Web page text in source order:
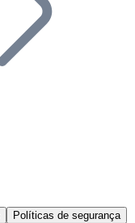
e comercialize
Políticas de segurança